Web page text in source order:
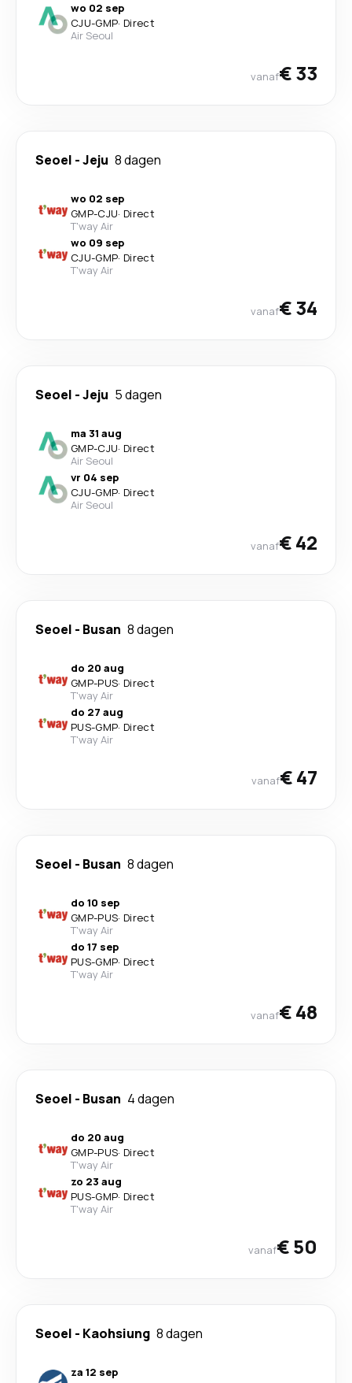
wo 02 sep
CJU-GMP· Direct
Air Seoul
vanaf€ 33
Seoel -Jeju 8 dagen
wo 02 sep
GMP-CJU· Direct
T'way Air
wo 09 sep
CJU-GMP· Direct
T'way Air
vanaf€ 34
Seoel -Jeju 5 dagen
ma 31 aug
GMP-CJU· Direct
Air Seoul
vr 04 sep
CJU-GMP· Direct
Air Seoul
vanaf€ 42
Seoel - Busan 8 dagen
do 20 aug
GMP-PUS· Direct
T'way Air
do 27 aug
PUS-GMP· Direct
T'way Air
vanaf€ 47
Seoel - Busan 8 dagen
do 10 sep
GMP-PUS· Direct
T'way Air
do 17 sep
PUS-GMP· Direct
T'way Air
vanaf€ 48
Seoel - Busan 4 dagen
do 20 aug
GMP-PUS· Direct
T'way Air
zo 23 aug
PUS-GMP· Direct
T'way Air
vanaf€ 50
Seoel - Kaohsiung 8 dagen
za 12 sep